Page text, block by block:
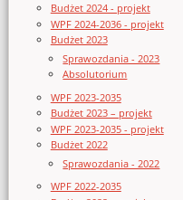
Budżet 2024 - projekt
WPF 2024-2036 - projekt
Budżet 2023
Sprawozdania - 2023
Absolutorium
WPF 2023-2035
Budżet 2023 – projekt
WPF 2023-2035 - projekt
Budżet 2022
Sprawozdania - 2022
WPF 2022-2035